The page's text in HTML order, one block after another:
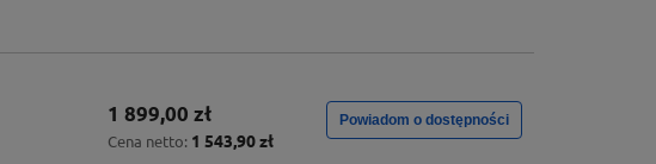
1 899,00 zł
Cena netto: 1 543,90 zł
Powiadom o dostępności